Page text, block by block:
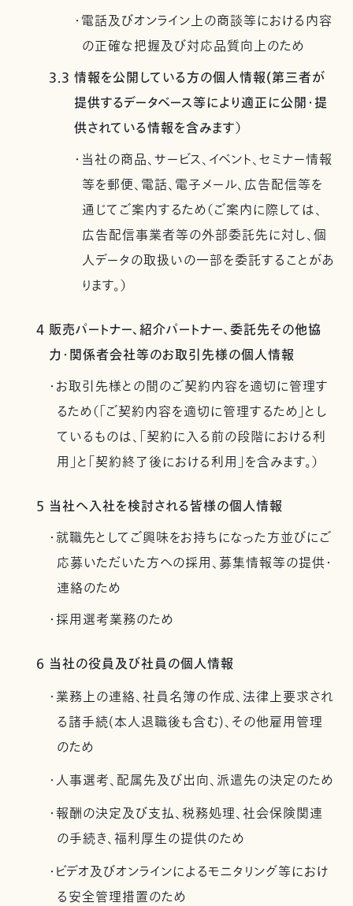
・電話及びオンライン上の商談等における内容
の正確な把握及び対応品質向上のため
3.3 情報を公開している方の個人情報(第三者が
提供するデータベース等により適正に公開・提
供されている情報を含みます）
・当社の商品、サービス、イベント、セミナー情報
等を郵便、電話、電子メール、広告配信等を
通じてご案内するため（ご案内に際しては、
広告配信事業者等の外部委託先に対し、個
人データの取扱いの一部を委託することがあ
ります。）
4 販売パートナー、紹介パートナー、委託先その他協
力・関係者会社等のお取引先様の個人情報
・お取引先様との間のご契約内容を適切に管理す
るため（「ご契約内容を適切に管理するため」とし
ているものは、「契約に入る前の段階における利
用」と「契約終了後における利用」を含みます。）
5 当社へ入社を検討される皆様の個人情報
・就職先としてご興味をお持ちになった方並びにご
応募いただいた方への採用、募集情報等の提供・
連絡のため
・採用選考業務のため
6 当社の役員及び社員の個人情報
・業務上の連絡、社員名簿の作成、法律上要求され
る諸手続(本人退職後も含む)、その他雇用管理
のため
・人事選考、配属先及び出向、派遣先の決定のため
・報酬の決定及び支払、税務処理、社会保険関連
の手続き、福利厚生の提供のため
・ビデオ及びオンラインによるモニタリング等におけ
る安全管理措置のため